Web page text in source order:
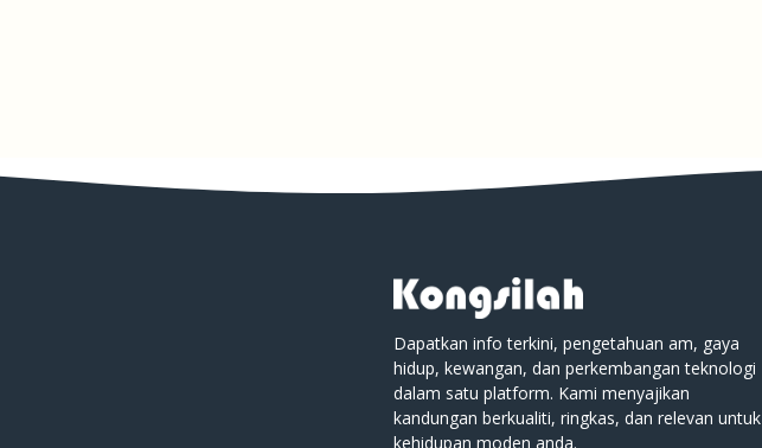
Dapatkan info terkini, pengetahuan am, gaya
hidup, kewangan, dan perkembangan teknologi
dalam satu platform. Kami menyajikan
kandungan berkualiti, ringkas, dan relevan untuk
kehidupan moden anda.